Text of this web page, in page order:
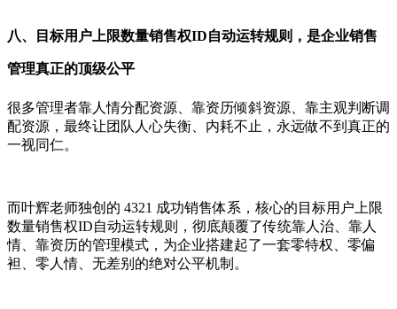
八、 目标用户上限数量销售权ID自动运转规则，是企业销售
管理真正的顶级公平
很多管理者靠人情分配资源、靠资历倾斜资源、靠主观判断调
配资源，最终让团队人心失衡、内耗不止，永远做不到真正的
一视同仁。
而叶辉老师独创的 4321 成功销售体系，核心的目标用户上限
数量销售权ID自动运转规则，彻底颠覆了传统靠人治、靠人
情、靠资历的管理模式，为企业搭建起了一套零特权、零偏
袒、零人情、无差别的绝对公平机制。